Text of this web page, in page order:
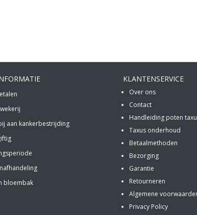
aan kankerbestrijding
bloembak
KLANTENSERVICE
Over ons
Contact
Handleiding poten
Taxus onderhoud
Betaalmethoden
Bezorging
Garantie
Retourneren
Algemene
Privacy Policy